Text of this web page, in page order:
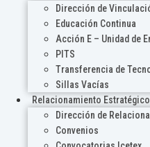
Dirección de
Educación Continua
Acción E – Unidad de
PITS
Transferencia de
Sillas Vacías
Relacionamiento Estratégico
Dirección de
Convenios